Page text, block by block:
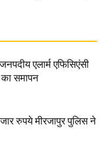
एलार्म एफिसिएंसी
का समापन
रुपये मीरजापुर पुलिस ने